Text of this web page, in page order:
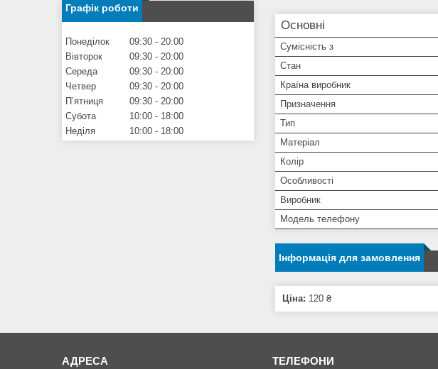
Основні
Сумісність з
Стан
Країна виробник
Призначення
Тип
Матеріал
Колір
Особливості
Виробник
Модель телефону
Інформація для замовлення
Ціна: 120 ₴
Графік роботи
Понеділок 09:30
20:00
Вівторок
09:30
20:00
Середа
09:30
20:00
Четвер
09:30
20:00
Пʼятниця
09:30
20:00
Субота
10:00
18:00
Неділя
10:00 18:00